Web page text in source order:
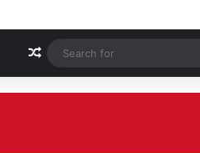
Random Article